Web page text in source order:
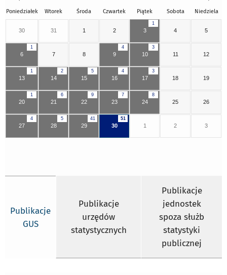
Poniedziałek Wtorek Środa Czwartek Piątek Sobota Niedziela
30 31 1 2
1
3 4 5
1
6 7 8
4
9
3
10 11 12
1
13
2
14
5
15
4
16
3
17 18 19
1
20
6
21
9
22
7
23
8
24 25 26
4
27
5
28
41
29
51
30 1 2 3
Publikacje
GUS
Publikacje
urzędów
statystycznych
Publikacje
jednostek
spoza służb
statystyki
publicznej